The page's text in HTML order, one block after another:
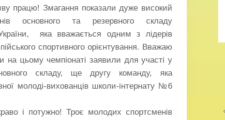
працю! Змагання показали дуже високий
основного та резервного складу
яка вважається одним з лідерів
спортивного орієнтування. Вважаю
на цьому чемпіонаті заявили для участі у
складу, ще другу команду, яка
молоді-вихованців школи-інтернату №6
і потужно! Троє молодих спортсменів